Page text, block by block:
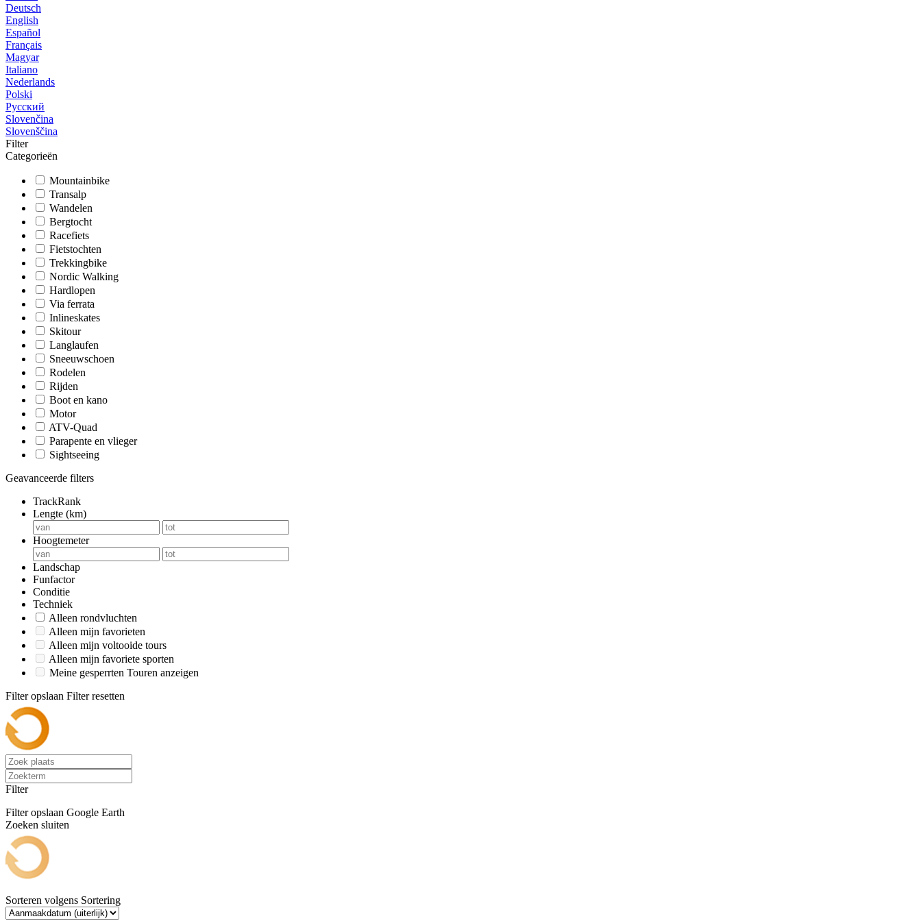
Deutsch
English
Español
Français
Magyar
Italiano
Nederlands
Polski
Русский
Slovenčina
Slovenščina
Filter
Categorieën
Mountainbike
Transalp
Wandelen
Bergtocht
Racefiets
Fietstochten
Trekkingbike
Nordic Walking
Hardlopen
Via ferrata
Inlineskates
Skitour
Langlaufen
Sneeuwschoen
Rodelen
Rijden
Boot en kano
Motor
ATV-Quad
Parapente en vlieger
Sightseeing
Geavanceerde filters
TrackRank
Lengte (km)
Hoogtemeter
Landschap
Funfactor
Conditie
Techniek
Alleen rondvluchten
Alleen mijn favorieten
Alleen mijn voltooide tours
Alleen mijn favoriete sporten
Meine gesperrten Touren anzeigen
Filter opslaan Filter resetten
Filter
Filter opslaan Google Earth
Zoeken sluiten
Sorteren volgens Sortering